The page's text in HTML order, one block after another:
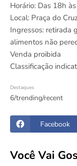
Horário: Das 18h
Local: Praça do
Ingressos: retirada
alimentos não
Venda proibida
Classificação
Destaques
6/trending/recent
Facebook
Você Vai